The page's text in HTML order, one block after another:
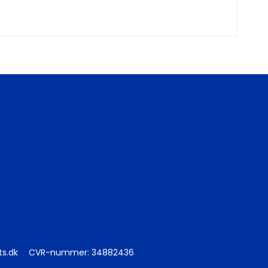
CVR-nummer: 34882436